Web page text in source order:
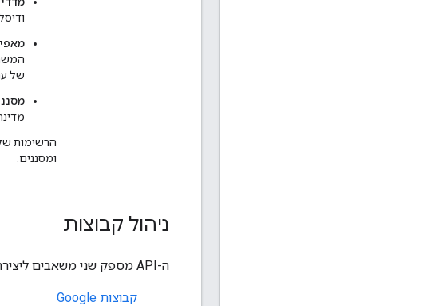
של
הרשימות
ומסננים.
ניהול קבוצות
ה-API מספק שני משאבים ליצירה ולניהול של קבוצות ב-YouTube Analytics:
קבוצות Google